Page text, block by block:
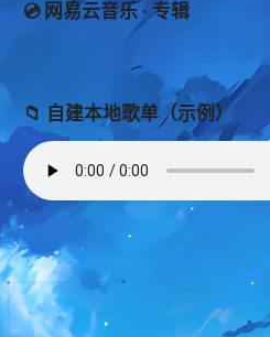
💿 网易云音乐 · 专辑
📁 自建本地歌单（示例）